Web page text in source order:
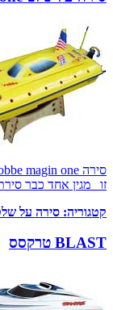
זו מגין אחד כבר
קטגוריה: סירה על
BLAST טרקסס